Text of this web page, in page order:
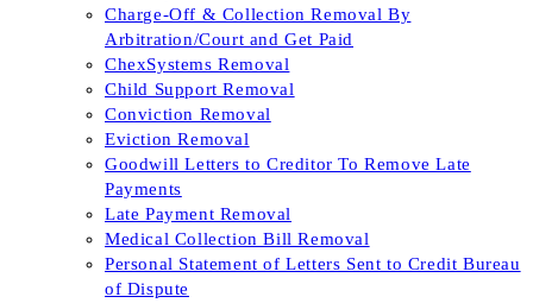
Charge-Off & Collection Removal By
Arbitration/Court and Get Paid
ChexSystems Removal
Child Support Removal
Conviction Removal
Eviction Removal
Goodwill Letters to Creditor To Remove Late
Payments
Late Payment Removal
Medical Collection Bill Removal
Personal Statement of Letters Sent to Credit Bureau
of Dispute